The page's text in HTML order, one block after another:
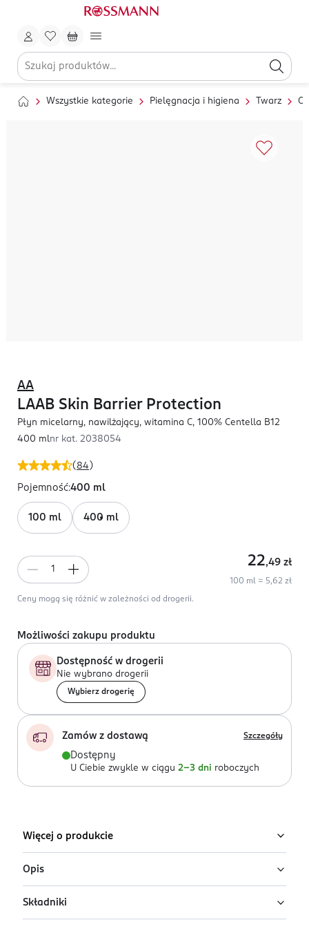
Wszystkie kategorie Pielęgnacja i higiena Twarz
( 84 )
AA
LAAB Skin Barrier Protection
Płyn micelarny, nawilżający, witamina C, 100% Centella B12
400 mlnr kat. 2038054
Pojemność:400 ml
100 ml 400 ml
22,49 zł
100 ml = 5,62 zł
Ceny mogą się różnić w zależności od drogerii.
Możliwości zakupu produktu
Dostępność w drogerii
Nie wybrano drogerii
Wybierz drogerię
Zamów z dostawą Szczegóły
Dostępny
U Ciebie zwykle w ciągu 2-3 dni roboczych
Więcej o produkcie
Opis
Nawilżający płyn micelarny AA LAAB
Centella B12 Skin Barrier Protection
Składniki